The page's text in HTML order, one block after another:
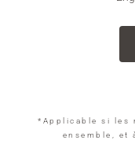
*Applicable si les
ensemble, et